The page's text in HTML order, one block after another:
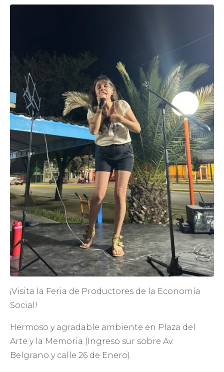
¡Visita la Feria de Productores de la Economía
Social!
Hermoso y agradable ambiente en Plaza del
Arte y la Memoria (Ingreso sur sobre Av.
Belgrano y calle 26 de Enero).